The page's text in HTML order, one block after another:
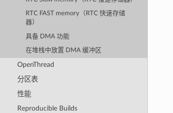
RTC FAST memory（RTC 快速存储
器）
具备 DMA 功能
在堆栈中放置 DMA 缓冲区
OpenThread
分区表
性能
Reproducible Builds